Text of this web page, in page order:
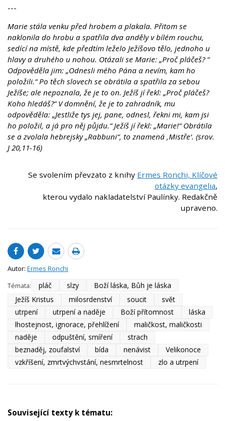
---
Marie stála venku před hrobem a plakala. Přitom se
naklonila do hrobu a spatřila dva anděly v bílém rouchu,
sedící na místě, kde předtím leželo Ježíšovo tělo, jednoho u
hlavy a druhého u nohou. Otázali se Marie: „Proč pláčeš? “
Odpověděla jim: „Odnesli mého Pána a nevím, kam ho
položili.“ Po těch slovech se obrátila a spatřila za sebou
Ježíše; ale nepoznala, že je to on. Ježíš jí řekl: „Proč pláčeš?
Koho hledáš?“ V domnění, že je to zahradník, mu
odpověděla: „Jestliže tys jej, pane, odnesl, řekni mi, kam jsi
ho položil, a já pro něj půjdu.“ Ježíš jí řekl: „Marie!“ Obrátila
se a zvolala hebrejsky „Rabbuni“, to znamená ‚Mistře‘. (srov.
J 20,11-16)
Se svolením převzato z knihy Ermes Ronchi, Klíčové
otázky evangelia,
kterou vydalo nakladatelství Paulínky. Redakčně
upraveno.
Autor: Ermes Ronchi
Témata:
pláč slzy
Boží láska, Bůh je láska
Ježíš Kristus
milosrdenství soucit
svět
utrpení
utrpení a naděje Boží přítomnost
láska
lhostejnost, ignorace, přehlížení
maličkost, maličkosti
naděje
odpuštění, smíření
strach
beznaděj, zoufalství
bída nenávist
Velikonoce
vzkříšení, zmrtvýchvstání, nesmrtelnost
zlo a utrpení
Související texty k tématu: